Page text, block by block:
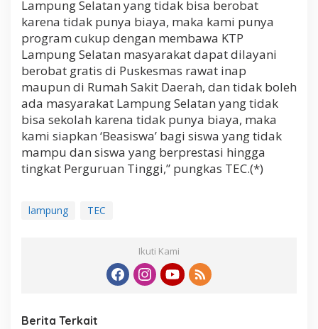
Lampung Selatan yang tidak bisa berobat
karena tidak punya biaya, maka kami punya
program cukup dengan membawa KTP
Lampung Selatan masyarakat dapat dilayani
berobat gratis di Puskesmas rawat inap
maupun di Rumah Sakit Daerah, dan tidak boleh
ada masyarakat Lampung Selatan yang tidak
bisa sekolah karena tidak punya biaya, maka
kami siapkan ‘Beasiswa’ bagi siswa yang tidak
mampu dan siswa yang berprestasi hingga
tingkat Perguruan Tinggi,” pungkas TEC.(*)
lampung TEC
Ikuti Kami
Berita Terkait